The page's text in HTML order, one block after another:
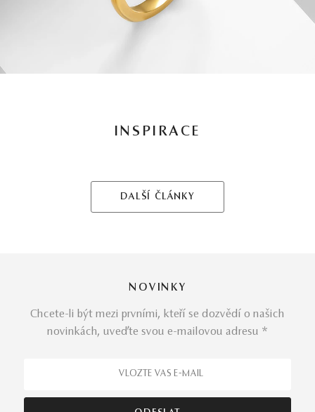
INSPIRACE
DALŠÍ ČLÁNKY
NOVINKY
Chcete-li být mezi prvními, kteří se dozvědí o našich
novinkách, uveďte svou e-mailovou adresu *